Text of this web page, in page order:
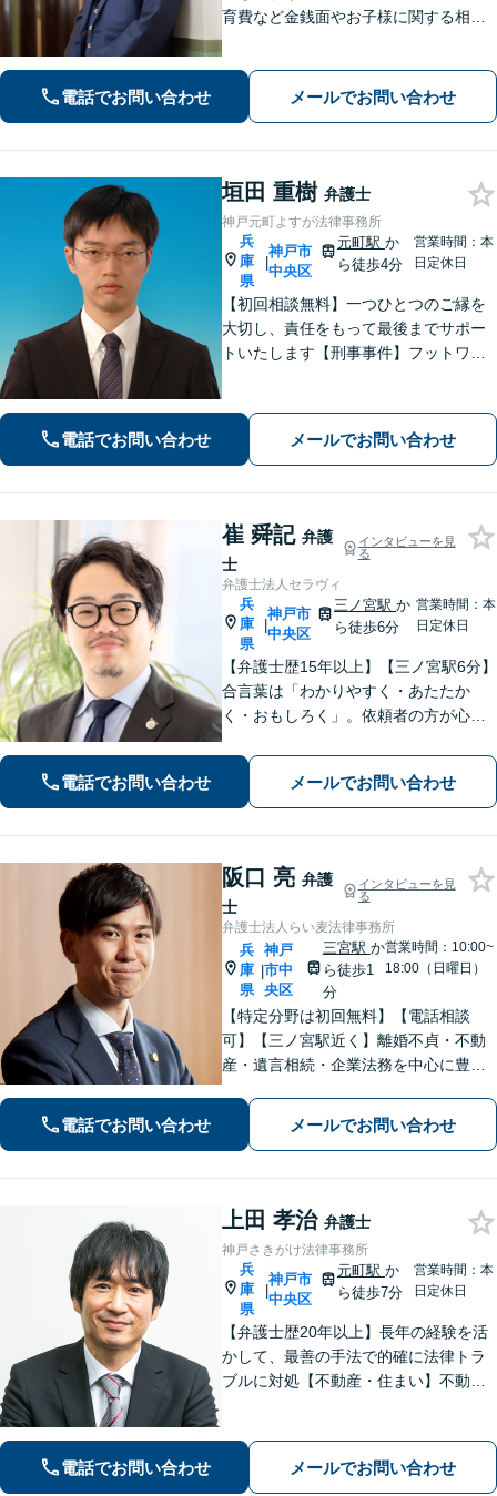
育費など金銭面やお子様に関する相談
持ちを大切にしながら交渉します。
【Web相談可】【平日夜間可】【神戸
電話でお問い合わせ メールでお問い合わせ
垣田 重樹 弁護士
神戸元町よすが法律事務所
兵
庫
県
|
神戸市
中央区
元町駅 か
ら徒歩4分
営業時間：本
日定休日
【初回相談無料】一つひとつのご縁を
大切し、責任をもって最後までサポー
トいたします【刑事事件】フットワー
題】経済面やお子さまの将来を見据
え、納得できる解決策を提案【元町駅4
電話でお問い合わせ メールでお問い合わせ
崔 舜記 弁護
士
インタビューを見
る
弁護士法人セラヴィ
兵
庫
県
|
神戸市
中央区
三ノ宮駅か
ら徒歩6分
営業時間：本
日定休日
【弁護士歴15年以上】【三ノ宮駅6分】
合言葉は「わかりやすく・あたたか
く・おもしろく」。依頼者の方が心か
広い領域をカバー。【夜間休日/電話相
談可能】【初回面談20分無料】
電話でお問い合わせ メールでお問い合わせ
阪口 亮 弁護
士
インタビューを見
る
弁護士法人らい麦法律事務所
兵
庫
県
|
神戸
市中
央区
三宮駅 か
ら徒歩1
分
営業時間：10:00~
18:00（日曜日）
【特定分野は初回無料】【電話相談
可】【三ノ宮駅近く】離婚不貞・不動
産・遺言相続・企業法務を中心に豊富
ために」をモットーに、高い専門性を
もって最善の解決を実現します。お気
電話でお問い合わせ メールでお問い合わせ
上田 孝治 弁護士
神戸さきがけ法律事務所
兵
庫
県
|
神戸市
中央区
元町駅 か
ら徒歩7分
営業時間：本
日定休日
【弁護士歴20年以上】長年の経験を活
かして、最善の手法で的確に法律トラ
ブルに対処【不動産・住まい】不動産
携してワンストップで解決【夜間・休
日相談可】【元町駅7分】
電話でお問い合わせ メールでお問い合わせ